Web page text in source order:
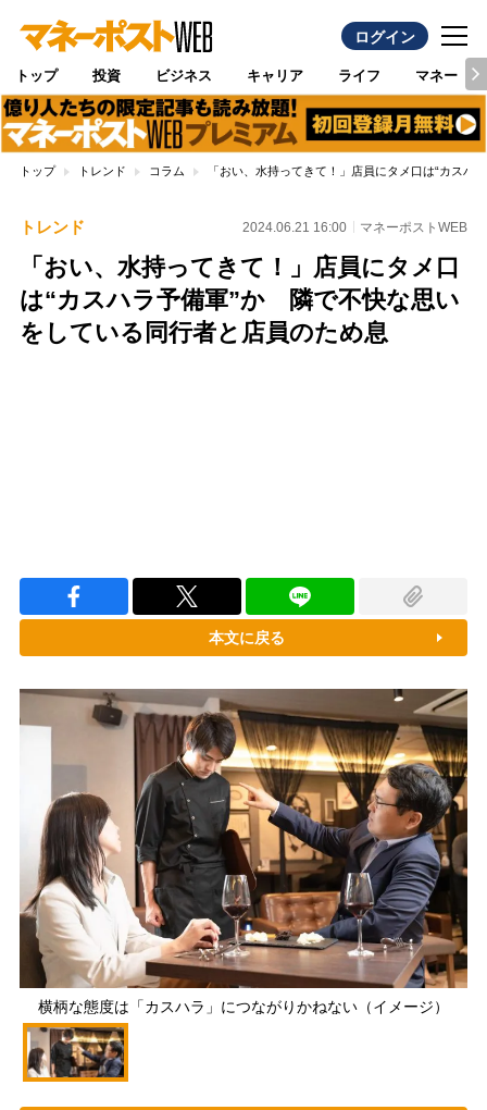
ログイン
トップ 投資 ビジネス キャリア ライフ マネー
トップ トレンド コラム 「おい、水持ってきて！」店員にタメ口は“カス
トレンド 2024.06.21 16:00 マネーポストWEB
「おい、水持ってきて！」店員にタメ口
は“カスハラ予備軍”か 隣で不快な思い
をしている同行者と店員のため息
本文に戻る
横柄な態度は「カスハラ」につながりかねない（イメージ）